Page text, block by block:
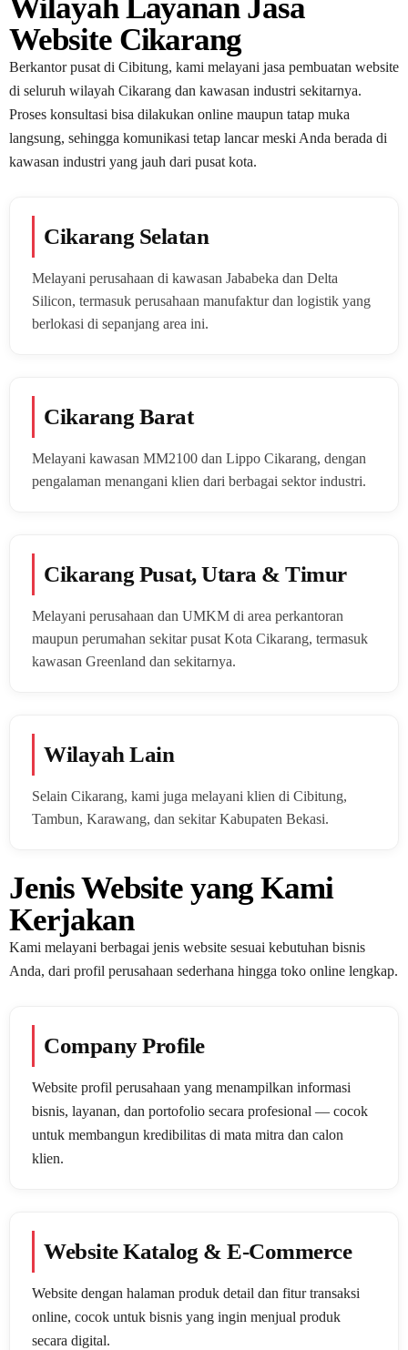
Wilayah Layanan Jasa
Website Cikarang
Berkantor pusat di Cibitung, kami melayani jasa pembuatan website
di seluruh wilayah Cikarang dan kawasan industri sekitarnya.
Proses konsultasi bisa dilakukan online maupun tatap muka
langsung, sehingga komunikasi tetap lancar meski Anda berada di
kawasan industri yang jauh dari pusat kota.
Cikarang Selatan
Melayani perusahaan di kawasan Jababeka dan Delta
Silicon, termasuk perusahaan manufaktur dan logistik yang
berlokasi di sepanjang area ini.
Cikarang Barat
Melayani kawasan MM2100 dan Lippo Cikarang, dengan
pengalaman menangani klien dari berbagai sektor industri.
Cikarang Pusat, Utara & Timur
Melayani perusahaan dan UMKM di area perkantoran
maupun perumahan sekitar pusat Kota Cikarang, termasuk
kawasan Greenland dan sekitarnya.
Wilayah Lain
Selain Cikarang, kami juga melayani klien di Cibitung,
Tambun, Karawang, dan sekitar Kabupaten Bekasi.
Jenis Website yang Kami
Kerjakan
Kami melayani berbagai jenis website sesuai kebutuhan bisnis
Anda, dari profil perusahaan sederhana hingga toko online lengkap.
Company Profile
Website profil perusahaan yang menampilkan informasi
bisnis, layanan, dan portofolio secara profesional — cocok
untuk membangun kredibilitas di mata mitra dan calon
klien.
Website Katalog & E-Commerce
Website dengan halaman produk detail dan fitur transaksi
online, cocok untuk bisnis yang ingin menjual produk
secara digital.